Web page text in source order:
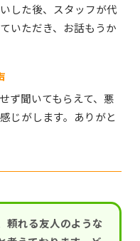
した後、スタッフが代
いただき、お話もうか
ず聞いてもらえて、悪
じがします。ありがと
頼れる友人のような